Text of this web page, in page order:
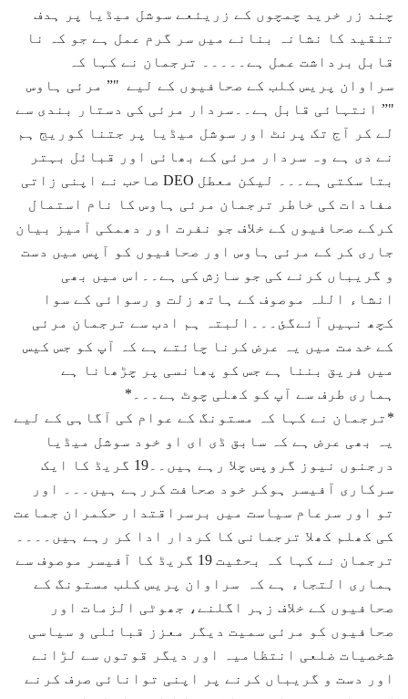
چند زر خرید چمچوں کے زریئعے سوشل میڈیا پر ہدف
تنقید کا نشانہ بنانے میں سر گرم عمل ہے جو کہ نا
قابل برداشت عمل ہے۔۔۔۔۔ ترجمان نے کہا کہ
سراوان پریس کلب کے صحافیوں کے لیے "” مرئی ہاوس
"” انتہائی قابل ہے۔۔سردار مرئی کی دستار بندی سے
لے کر آج تک پرنٹ اور سوشل میڈیا پر جتنا کوریج ہم
نے دی ہے وہ سردار مرئی کے بھائی اور قبائل بہتر
بتا سکتی ہے۔۔۔ لیکن معطل DEO صاحب نے اپنی زاتی
مفادات کی خاطر ترجمان مرئی ہاوس کا نام استمال
کرکے صحافیوں کے خلاف جو نفرت اور دھمکی آمیز بیان
جاری کر کے مرئی ہاوس اور صحافیوں کو آپس میں دست
و گریباں کرنے کی جو سازش کی ہے۔۔اس میں بھی
انشاء اللہ موصوف کے ہاتھ زلت و رسوائی کے سوا
کچھ نہیں آئےگئ۔۔۔البتہ ہم ادب سے ترجمان مرئی
کے خدمت میں یہ عرض کرنا چائتے ہے کہ آپ کو جس کیس
میں فریق بننا ہے جس کو پھانسی پر چڑھانا ہے
ہماری طرف سے آپ کو کھلی چوٹ ہے۔۔۔*
*ترجمان نے کہا کہ مستونگ کے عوام کی آگاہی کے لیے
یہ بھی عرض ہے کہ سابق ڈی ای او خود سوشل میڈیا
درجنوں نیوز گروپس چلا رہے ہیں۔۔19 گریڈ کا ایک
سرکاری آفیسر ہوکر خود صحافت کررہے ہیں۔۔۔ اور
تو اور سرعام سیاست میں برسراقتدار حکمران جماعت
کی کھلم کھلا ترجمانی کا کردار ادا کر رہے ہیں۔۔۔۔
ترجمان نے کہا کہ بحثیت 19 گریڈ کا آفیسر موصوف سے
ہماری التجاء ہے کہ سراوان پریس کلب مستونگ کے
صحافیوں کے خلاف زہر اگلنے، جھوٹی الزمات اور
صحافیوں کو مرئی سمیت دیگر معزز قبائلی و سیاسی
شخصیات ضلعی انتظامیہ اور دیگر قوتوں سے لڑانے
اور دست و گریباں کرنے پر اپنی توانائی صرف کرنے